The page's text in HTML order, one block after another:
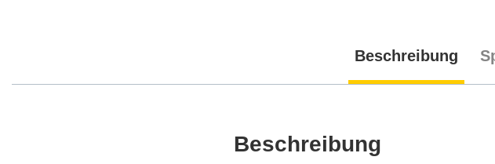
Beschreibung
Beschreibung